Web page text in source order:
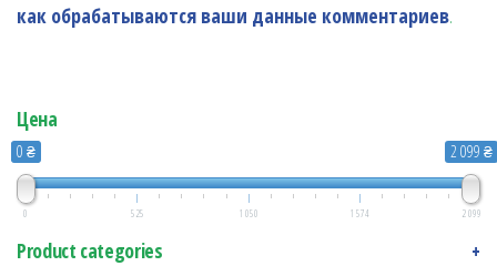
как обрабатываются ваши данные комментариев.
Цена
0 ₴ 2 099 ₴
0 525 1 050 1 574 2 099
Product categories +